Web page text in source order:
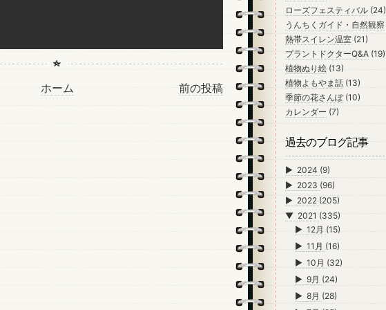
前の投稿
ホーム
ローズフェスティバル (24)
うんちくガイド・自然観察
熱帯スイレン温室 (21)
プラントドクターQ&A (19)
植物ぬり絵 (13)
植物よもやま話 (13)
季節の花さんぽ (10)
カレンダー (7)
過去のブログ記事
► 2024 (9)
► 2023 (96)
► 2022 (205)
▼ 2021 (335)
►12月 (15)
►11月 (16)
►10月 (32)
►9月 (24)
►8月 (28)